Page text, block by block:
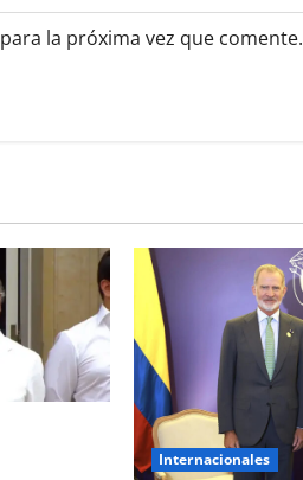
la próxima vez que comente.
Internacionales